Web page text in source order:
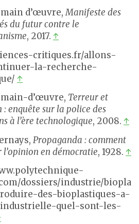
main d’œuvre,Manifeste des
du futur contre le
, 2017. ↑
critiques.fr/allons-
la-recherche-
↑
d’œuvre, Terreur et
: enquête sur la police des
à l’ère technologique, 2008. ↑
Propaganda : comment
en démocratie, 1928. ↑
dossiers/industrie/biopla
des-bioplastiques-a-
quel-sont-les-